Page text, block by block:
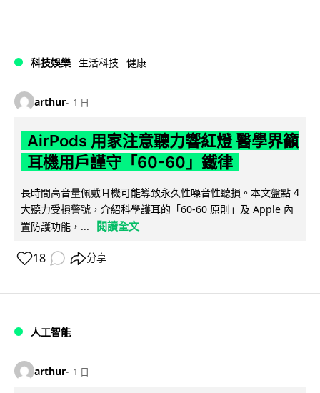
科技娛樂 生活科技 健康
arthur 1 日
AirPods 用家注意聽力響紅燈 醫學界籲
耳機用戶謹守「60-60」鐵律
長時間高音量佩戴耳機可能導致永久性噪音性聽損。本文盤點 4
大聽力受損警號，介紹科學護耳的「60-60 原則」及 Apple 內
置防護功能，...
閱讀全文
18 分享
人工智能
arthur 1 日